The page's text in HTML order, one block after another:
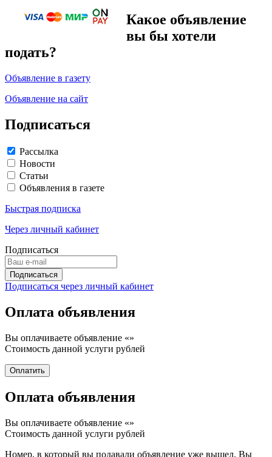
Какое объявление
вы бы хотели
подать?
Объявление в газету
Объявление на сайт
Подписаться
Рассылка
Новости
Статьи
Объявления в газете
Быстрая подписка
Через личный кабинет
Подписаться
Подписаться через личный кабинет
Оплата объявления
Вы оплачиваете объявление «»
Стоимость данной услуги рублей
Оплата объявления
Вы оплачиваете объявление «»
Стоимость данной услуги рублей
Номер, в который вы подавали объявление уже вышел. Вы